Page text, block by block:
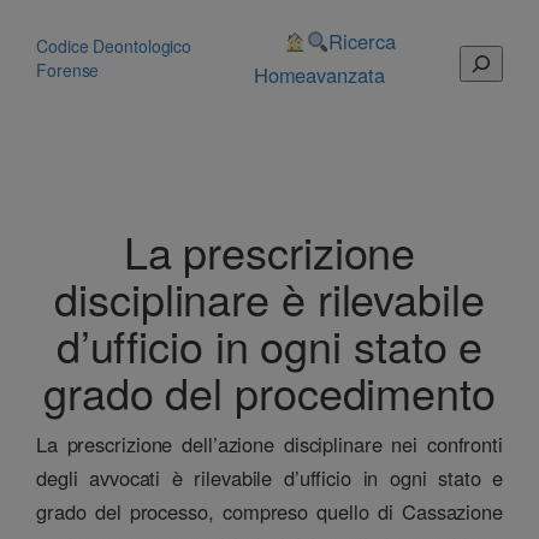
contenuto
Codice Deontologico
Forense
Home
Ricerca
avanzata
Cerca
La prescrizione
disciplinare è rilevabile
d’ufficio in ogni stato e
grado del procedimento
La prescrizione dell’azione disciplinare nei confronti
degli avvocati è rilevabile d’ufficio in ogni stato e
grado del processo, compreso quello di Cassazione